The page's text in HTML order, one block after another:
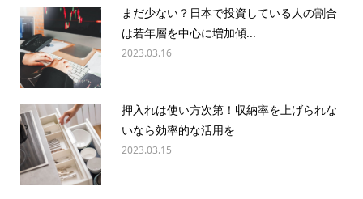
まだ少ない？日本で投資している人の割合
は若年層を中心に増加傾...
2023.03.16
押入れは使い方次第！収納率を上げられな
いなら効率的な活用を
2023.03.15